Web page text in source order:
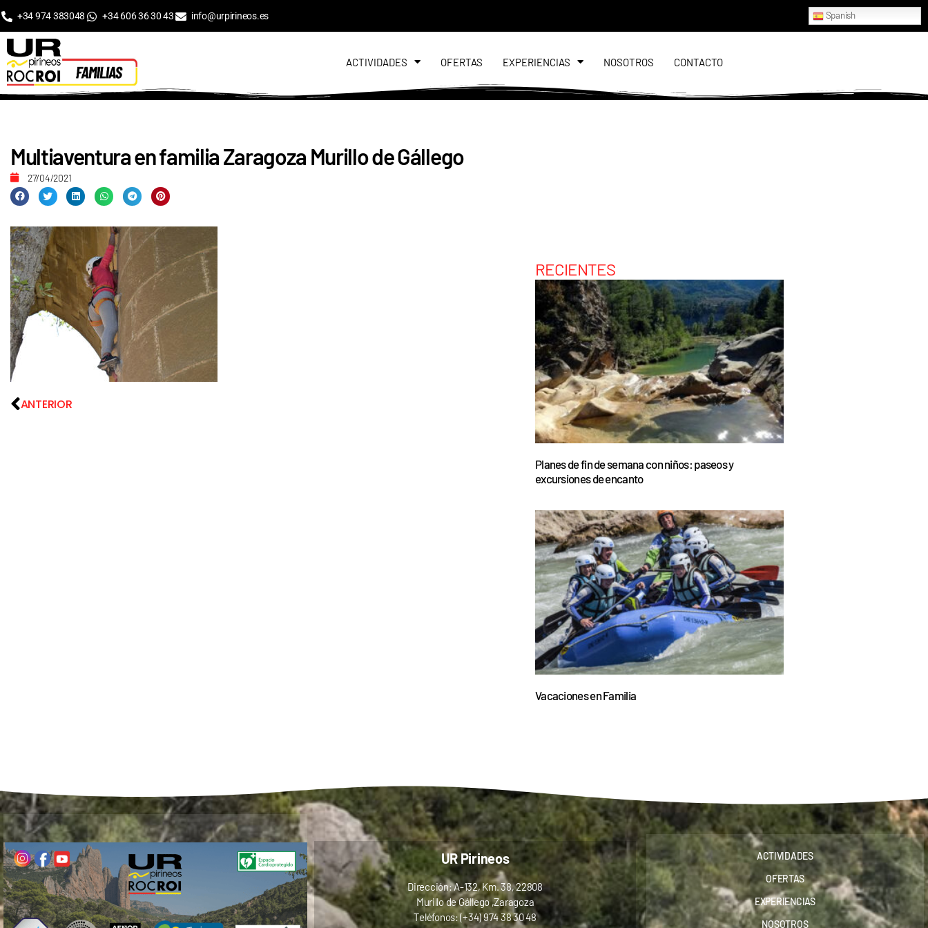
+34 974 383048 +34 606 36 30 43 info@urpirineos.es Spanish
ACTIVIDADES OFERTAS EXPERIENCIAS NOSOTROS CONTACTO
Multiaventura en familia Zaragoza Murillo de Gállego
27/04/2021
ANTERIOR
RECIENTES
Planes de fin de semana con niños: paseos y
excursiones de encanto
Vacaciones en Familia
UR Pirineos
Dirección: A-132, Km. 38, 22808
Murillo de Gállego ,Zaragoza
Teléfonos: (+34) 974 38 30 48
ACTIVIDADES
OFERTAS
EXPERIENCIAS
NOSOTROS